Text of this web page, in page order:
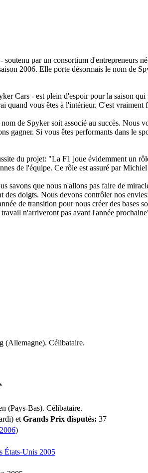
par un consortium d'entrepreneurs
2006. Elle porte désormais le nom de
Cars - est plein d'espoir pour la saison qui
quand vous êtes à l'intérieur. C'est vraiment
de Spyker soit associé au succès. Nous
gagner. Si vous êtes performants dans le
du projet: "La F1 joue évidemment un
de l'équipe. Ce rôle est assuré par
savons que nous n'allons pas faire de
doigts. Nous devons contrôler nos
de transition pour nous créer des bases
n'arriveront pas avant l'année prochaine
(Allemagne). Célibataire.
(Pays-Bas). Célibataire.
et Grands Prix disputés: 37
2006)
États-Unis 2005